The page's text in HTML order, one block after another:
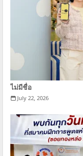
ไม่มีชื่อ
July 22, 2026